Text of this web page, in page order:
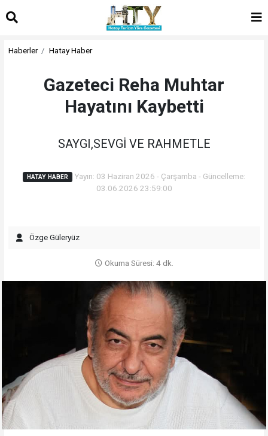
Haberler Hatay Haber
Gazeteci Reha Muhtar
Hayatını Kaybetti
SAYGI,SEVGİ VE RAHMETLE
HATAY HABER
Yayın: 03 Haziran 2026 - Çarşamba - Güncelleme:
03.06.2026 23:59:00
Özge Güleryüz
Okuma Süresi: 4 dk.